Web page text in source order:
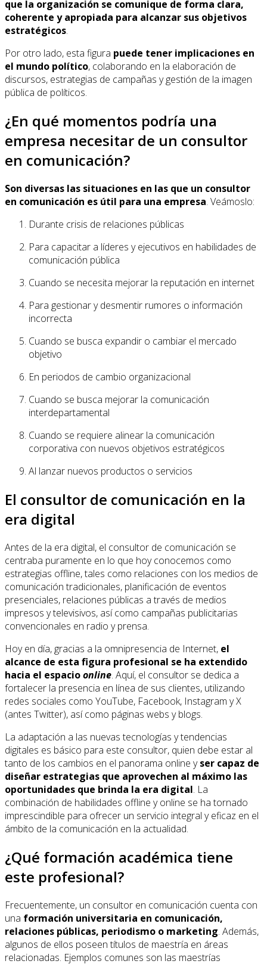
que la organización se comunique de forma clara,
coherente y apropiada para alcanzar sus objetivos
estratégicos.
Por otro lado, esta figura puede tener implicaciones en
el mundo político, colaborando en la elaboración de
discursos, estrategias de campañas y gestión de la imagen
pública de políticos.
¿En qué momentos podría una
empresa necesitar de un consultor
en comunicación?
Son diversas las situaciones en las que un consultor
en comunicación es útil para una empresa. Veámoslo:
Durante crisis de relaciones públicas
Para capacitar a líderes y ejecutivos en habilidades de
comunicación pública
Cuando se necesita mejorar la reputación en internet
Para gestionar y desmentir rumores o información
incorrecta
Cuando se busca expandir o cambiar el mercado
objetivo
En periodos de cambio organizacional
Cuando se busca mejorar la comunicación
interdepartamental
Cuando se requiere alinear la comunicación
corporativa con nuevos objetivos estratégicos
Al lanzar nuevos productos o servicios
El consultor de comunicación en la
era digital
Antes de la era digital, el consultor de comunicación se
centraba puramente en lo que hoy conocemos como
estrategias offline, tales como relaciones con los medios de
comunicación tradicionales, planificación de eventos
presenciales, relaciones públicas a través de medios
impresos y televisivos, así como campañas publicitarias
convencionales en radio y prensa.
Hoy en día, gracias a la omnipresencia de Internet, el
alcance de esta figura profesional se ha extendido
hacia el espacioonline. Aquí, el consultor se dedica a
fortalecer la presencia en línea de sus clientes, utilizando
redes sociales como YouTube, Facebook, Instagram y X
(antes Twitter), así como páginas webs y blogs.
La adaptación a las nuevas tecnologías y tendencias
digitales es básico para este consultor, quien debe estar al
tanto de los cambios en el panorama online yser capaz de
diseñar estrategias que aprovechen al máximo las
oportunidades que brinda la era digital. La
combinación de habilidades offline y online se ha tornado
imprescindible para ofrecer un servicio integral y eficaz en el
ámbito de la comunicación en la actualidad.
¿Qué formación académica tiene
este profesional?
Frecuentemente, un consultor en comunicación cuenta con
una formación universitaria en comunicación,
relaciones públicas, periodismo o marketing. Además,
algunos de ellos poseen títulos de maestría en áreas
relacionadas. Ejemplos comunes son las maestrías